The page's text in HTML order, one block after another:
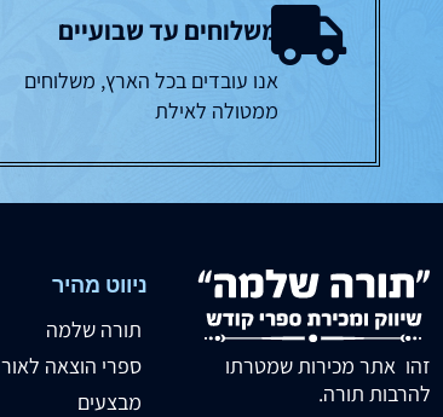
משלוחים עד שבועיים
אנו עובדים בכל הארץ, משלוחים
ממטולה לאילת
זהו אתר מכירות שמטרתו
להרבות תורה.
ניווט מהיר
תורה שלמה
ספרי הוצאה לאור
מבצעים